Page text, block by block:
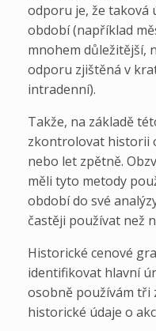
odporu je, že taková
období (například
mnohem důležitější,
odporu zjištěná v
intradenní).
Takže, na základě
zkontrolovat historii
nebo let zpětně.
měli tyto metody
období do své
častěji používat než
Historické cenové
identifikovat hlavní
osobně používám tři
historické údaje o